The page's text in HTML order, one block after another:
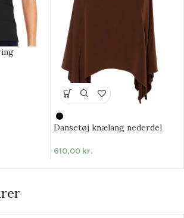
Dansetøj knælang nederdel
610,00 kr.